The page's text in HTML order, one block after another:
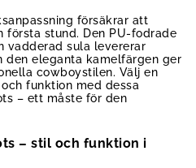
försäkrar att
första stund. Den PU-fodrade
vadderad sula levererar
den eleganta kamelfärgen ger
cowboystilen. Välj en
funktion med dessa
– ett måste för den
– stil och funktion i